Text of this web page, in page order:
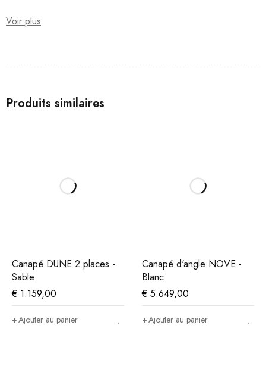
Voir plus
Produits similaires
Canapé DUNE 2 places -
Sable
€ 1.159,00
Ajouter au panier
Canapé d'angle NOVE -
Blanc
€ 5.649,00
Ajouter au panier